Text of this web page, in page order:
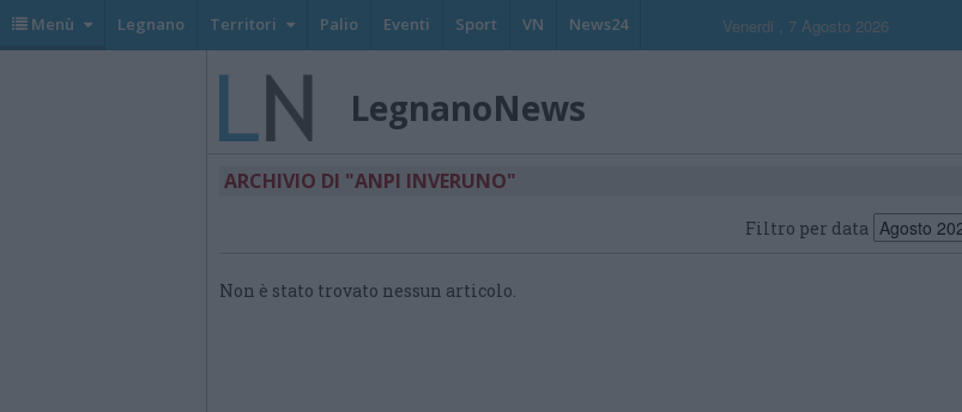
Menù Legnano Territori Palio Eventi Sport VN News24 Venerdi , 7 Agosto 2026
LegnanoNews
ARCHIVIO DI "ANPI INVERUNO"
Filtro per data
Non è stato trovato nessun articolo.